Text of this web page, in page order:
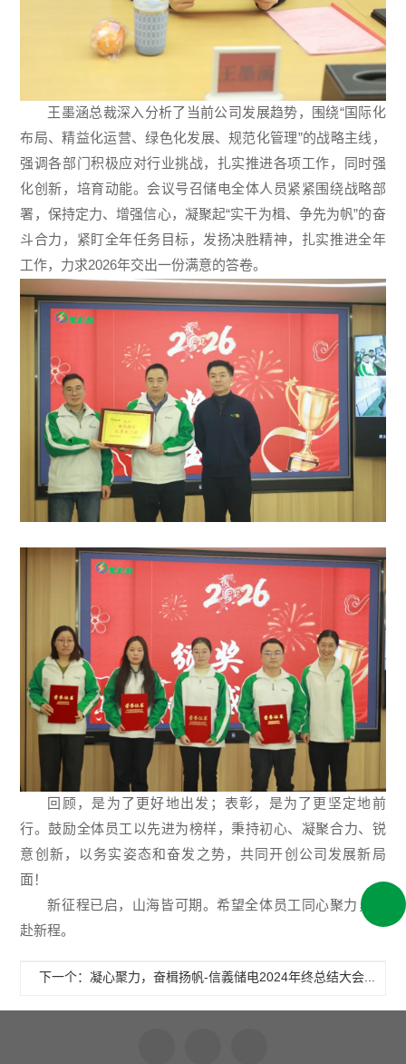
王墨涵总裁深入分析了当前公司发展趋势，围绕“国际化
布局、精益化运营、绿色化发展、规范化管理”的战略主线，
强调各部门积极应对行业挑战，扎实推进各项工作，同时强
化创新，培育动能。会议号召储电全体人员紧紧围绕战略部
署，保持定力、增强信心，凝聚起“实干为楫、争先为帆”的奋
斗合力，紧盯全年任务目标，发扬决胜精神，扎实推进全年
工作，力求2026年交出一份满意的答卷。
回顾，是为了更好地出发；表彰，是为了更坚定地前
行。鼓励全体员工以先进为榜样，秉持初心、凝聚合力、锐
意创新，以务实姿态和奋发之势，共同开创公司发展新局
面！
新征程已启，山海皆可期。希望全体员工同心聚力，共
赴新程。
下一个：凝心聚力，奋楫扬帆-信義储电2024年终总结大会圆满召开！